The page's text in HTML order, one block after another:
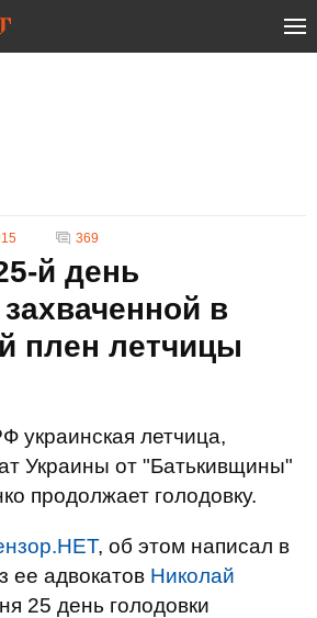
369
й день
в
плен летчицы
украинская летчица,
Украины от "Батькивщины"
продолжает голодовку.
, об этом написал в
ее адвокатов Николай
25 день голодовки